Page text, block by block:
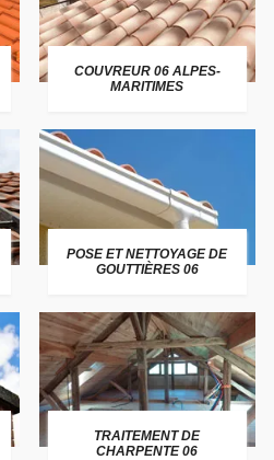
COUVREUR 06 ALPES-
MARITIMES
POSE ET NETTOYAGE DE
GOUTTIÈRES 06
TRAITEMENT DE
CHARPENTE 06